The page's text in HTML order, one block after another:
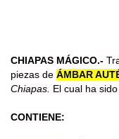
CHIAPAS MÁGICO.-
piezas de ÁMBAR
Chiapas. El cual ha
CONTIENE: